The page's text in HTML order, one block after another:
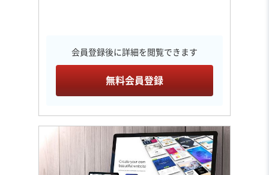
会員登録後に詳細を閲覧できます
無料会員登録